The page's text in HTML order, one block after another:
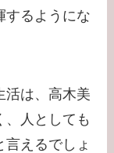
するようにな
活は、高木美
、人としても
えるでしょ